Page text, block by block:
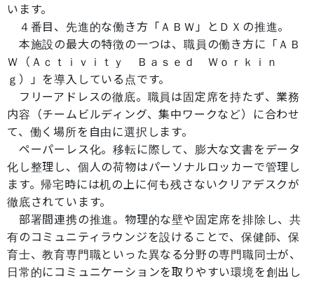
います。
４番目、先進的な働き方「ＡＢＷ」とＤＸの推進。
本施設の最大の特徴の一つは、職員の働き方に「ＡＢ
Ｗ（Ａｃｔｉｖｉｔｙ Ｂａｓｅｄ Ｗｏｒｋｉｎ
ｇ）」を導入している点です。
フリーアドレスの徹底。職員は固定席を持たず、業務
内容（チームビルディング、集中ワークなど）に合わせ
て、働く場所を自由に選択します。
ペーパーレス化。移転に際して、膨大な文書をデータ
化し整理し、個人の荷物はパーソナルロッカーで管理し
ます。帰宅時には机の上に何も残さないクリアデスクが
徹底されています。
部署間連携の推進。物理的な壁や固定席を排除し、共
有のコミュニティラウンジを設けることで、保健師、保
育士、教育専門職といった異なる分野の専門職同士が、
日常的にコミュニケーションを取りやすい環境を創出し